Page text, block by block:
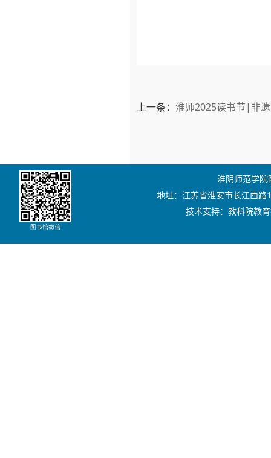
上一条： 淮师2025读书节|非
淮阴师范学
地址：江苏省淮安市长江西
技术支持：教科院教